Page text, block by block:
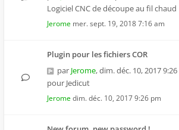
Logiciel CNC de découpe au fil chaud
Jerome mer. sept. 19, 2018 7:16 am
Plugin pour les fichiers COR
par Jerome,dim. déc. 10, 2017
pour Jedicut
Jeromedim. déc. 10, 2017 9:26 pm